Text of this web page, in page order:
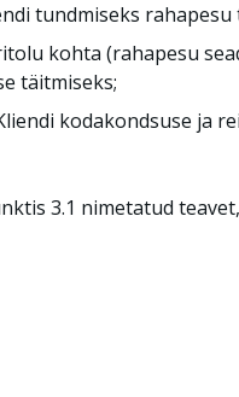
tundmiseks
kohta (rahapesu
täitmiseks;
kodakondsuse ja
3.1 nimetatud